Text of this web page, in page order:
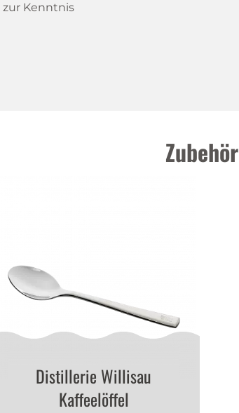
zur Kenntnis
Zubehör
Distillerie Willisau
Kaffeelöffel